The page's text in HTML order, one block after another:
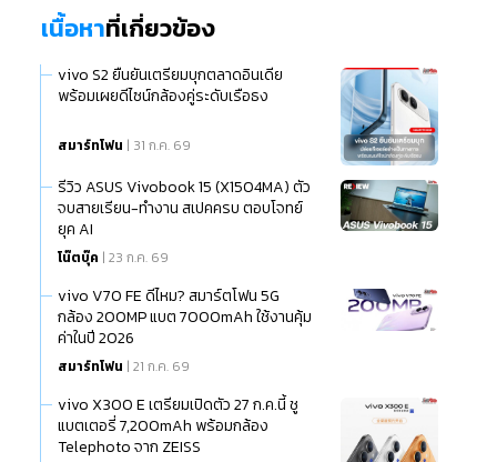
เนื้อหาที่เกี่ยวข้อง
vivo S2 ยืนยันเตรียมบุกตลาดอินเดีย
พร้อมเผยดีไซน์กล้องคู่ระดับเรือธง
สมาร์ทโฟน | 31 ก.ค. 69
รีวิว ASUS Vivobook 15 (X1504MA) ตัว
จบสายเรียน-ทำงาน สเปคครบ ตอบโจทย์
ยุค AI
โน๊ตบุ๊ค | 23 ก.ค. 69
vivo V70 FE ดีไหม? สมาร์ตโฟน 5G
กล้อง 200MP แบต 7000mAh ใช้งานคุ้ม
ค่าในปี 2026
สมาร์ทโฟน | 21 ก.ค. 69
vivo X300 E เตรียมเปิดตัว 27 ก.ค.นี้ ชู
แบตเตอรี่ 7,200mAh พร้อมกล้อง
Telephoto จาก ZEISS